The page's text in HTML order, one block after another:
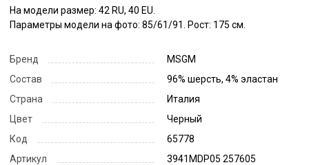
На модели размер: 42 RU, 40 EU.
Параметры модели на фото: 85/61/91. Рост: 175 см.
Бренд
MSGM
Состав
96% шерсть, 4% эластан
Страна
Италия
Цвет
Черный
Код
65778
Артикул
3941MDP05 257605